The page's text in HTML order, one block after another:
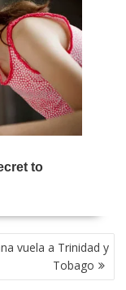
vuela a Trinidad y
Tobago